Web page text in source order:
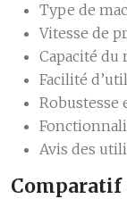
Type de
Vitesse de
Capacité du
Facilité
Robustesse
Avis des
Comparatif